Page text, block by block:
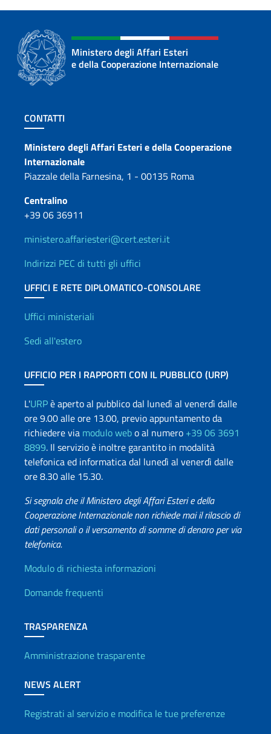
Ministero degli Affari Esteri
e della Cooperazione Internazionale
Sezione footer
CONTATTI
Contatti
Ministero degli Affari Esteri e della Cooperazione
Internazionale
Piazzale della Farnesina, 1 - 00135 Roma
Centralino
+39 06 36911
ministero.affariesteri@cert.esteri.it
Indirizzi PEC di tutti gli uffici
UFFICI E RETE DIPLOMATICO-CONSOLARE
Uffici e Rete diplomatica
Uffici ministeriali
Sedi all'estero
UFFICIO PER I RAPPORTI CON IL PUBBLICO (URP)
L'URPè aperto al pubblico dal lunedì al venerdì dalle
ore 9.00 alle ore 13.00, previo appuntamento da
richiedere via modulo webo al numero +39 06 3691
8899. Il servizio è inoltre garantito in modalità
telefonica ed informatica dal lunedì al venerdì dalle
ore 8.30 alle 15.30.
Si segnala che il Ministero degli Affari Esteri e della
Cooperazione Internazionale non richiede mai il rilascio di
dati personali o il versamento di somme di denaro per via
telefonica.
Info utili
Modulo di richiesta informazioni
Domande frequenti
TRASPARENZA
Amministrazione trasparente
NEWS ALERT
Registrati al servizio e modifica le tue preferenze